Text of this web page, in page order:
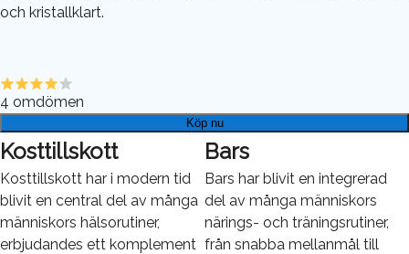
och kristallklart.
4 omdömen
Köp nu
Kosttillskott
Kosttillskott har i modern tid
blivit en central del av många
människors hälsorutiner,
erbjudandes ett komplement
Bars
Bars har blivit en integrerad
del av många människors
närings- och träningsrutiner,
från snabba mellanmål till